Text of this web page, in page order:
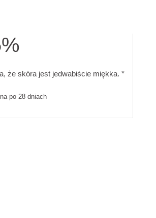
że skóra jest jedwabiście miękka. *
po 28 dniach